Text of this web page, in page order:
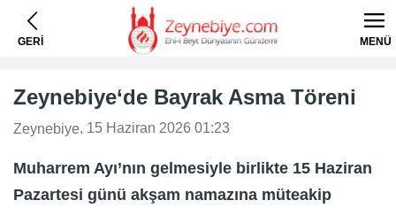
GERİ MENÜ
Zeynebiye‘de Bayrak Asma Töreni
Zeynebiye, 15 Haziran 2026 01:23
Muharrem Ayı’nın gelmesiyle birlikte 15 Haziran
Pazartesi günü akşam namazına müteakip